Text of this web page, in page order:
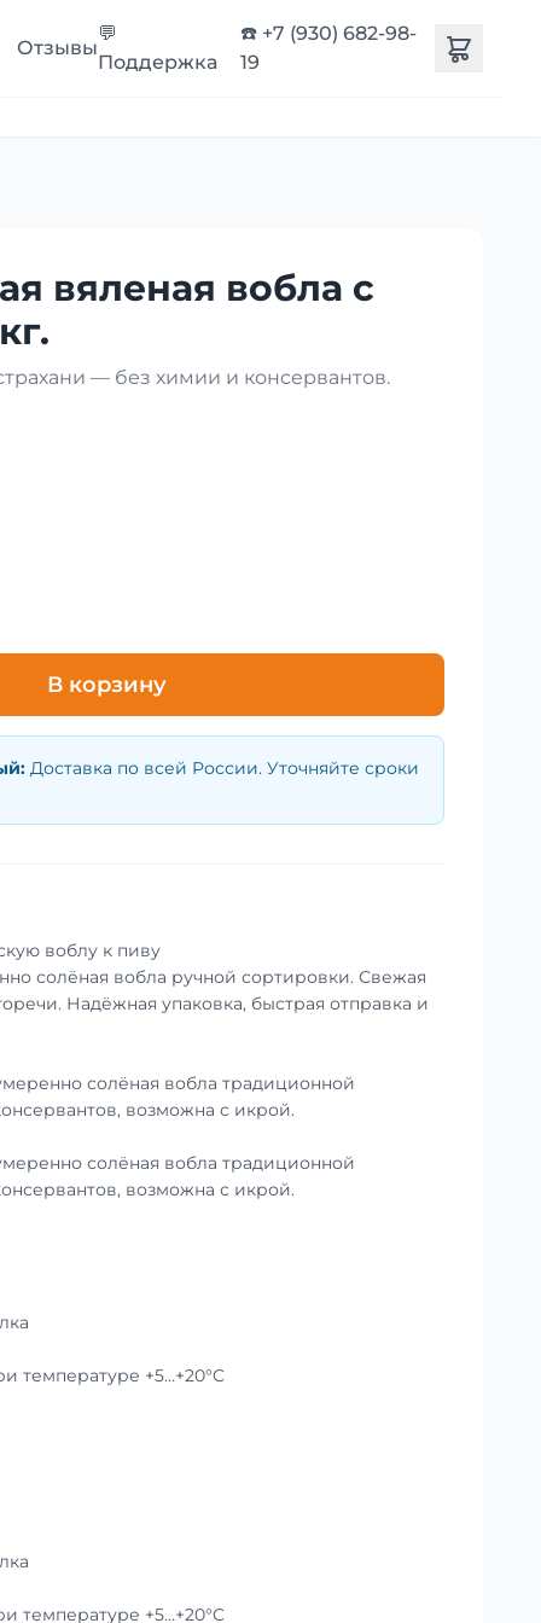
Отзывы
💬
Поддержка
☎️ +7 (930) 682-98-
19
вяленая вобла с
— без химии и консервантов.
В корзину
: Доставка по всей России. Уточняйте сроки
воблу к пиву
солёная вобла ручной сортировки. Свежая
Надёжная упаковка, быстрая отправка и
солёная вобла традиционной
возможна с икрой.
солёная вобла традиционной
возможна с икрой.
температуре +5…+20°C
температуре +5…+20°C